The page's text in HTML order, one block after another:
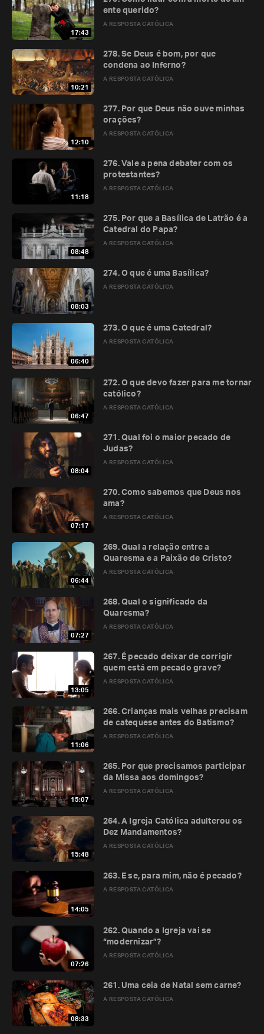
17:43
A RESPOSTA CATÓLICA
ente querido?
10:21
A RESPOSTA CATÓLICA
278. Se Deus é bom, por que
condena ao Inferno?
12:10
A RESPOSTA CATÓLICA
277. Por que Deus não ouve minhas
orações?
11:18
A RESPOSTA CATÓLICA
276. Vale a pena debater com os
protestantes?
08:48
A RESPOSTA CATÓLICA
275. Por que a Basílica de Latrão é a
Catedral do Papa?
08:03
A RESPOSTA CATÓLICA
274. O que é uma Basílica?
06:40
A RESPOSTA CATÓLICA
273. O que é uma Catedral?
06:47
A RESPOSTA CATÓLICA
272. O que devo fazer para me tornar
católico?
08:04
A RESPOSTA CATÓLICA
271. Qual foi o maior pecado de
Judas?
07:17
A RESPOSTA CATÓLICA
270. Como sabemos que Deus nos
ama?
06:44
A RESPOSTA CATÓLICA
269. Qual a relação entre a
Quaresma e a Paixão de Cristo?
07:27
A RESPOSTA CATÓLICA
268. Qual o significado da
Quaresma?
13:05
A RESPOSTA CATÓLICA
267. É pecado deixar de corrigir
quem está em pecado grave?
11:06
A RESPOSTA CATÓLICA
266. Crianças mais velhas precisam
de catequese antes do Batismo?
15:07
A RESPOSTA CATÓLICA
265. Por que precisamos participar
da Missa aos domingos?
15:48
A RESPOSTA CATÓLICA
264. A Igreja Católica adulterou os
Dez Mandamentos?
14:05
A RESPOSTA CATÓLICA
263. E se, para mim, não é pecado?
07:26
A RESPOSTA CATÓLICA
262. Quando a Igreja vai se
“modernizar”?
08:33
A RESPOSTA CATÓLICA
261. Uma ceia de Natal sem carne?